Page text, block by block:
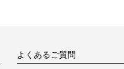
よくあるご質問